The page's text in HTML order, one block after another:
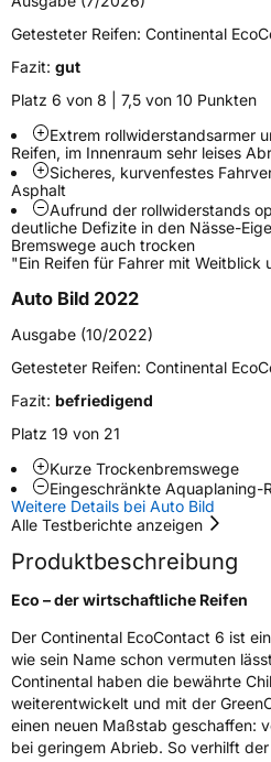
VerwendungSommerreifen
ModellnameEcoContact 6
Fahrzeugart
Weitere Eigenschaften
SchlauchtypTL
Zustand Neureifen
VerstärktXL
FelgenschutzFR
ElektroJa
EU Label
EffizienzA
NasshaftungB
Rollgeräusch (Klasse)B
Rollgeräusch (dB)72
Fahrzeugklasse
3PMSF / Schneeflockensymbol /
Getesteter Reifen: Continental
Fazit: gut
Platz 6 von 8 | 7,5 von 10 Punkten
Extrem rollwiderstandsarmer
Reifen, im Innenraum sehr leises
Sicheres, kurvenfestes
Asphalt
Aufrund der rollwiderstands­
deutliche Defizite in den­ Nässe-
Bremswege auch trocken
"Ein Reifen für Fahrer mit Weitblick
Auto Bild 2022
Ausgabe (10/2022)
Getesteter Reifen: Continental
Fazit: befriedigend
Platz 19 von 21
Kurze Trockenbremswege
Eingeschränkte Aquaplaning-
Weitere Details bei Auto Bild
Alle Testberichte anzeigen
Produktbeschreibung
Eco – der wirtschaftliche Reifen
Der Continental EcoContact 6 ist
wie sein Name schon vermuten
Continental haben die bewährte
weiterentwickelt und mit der
einen neuen Maßstab geschaffen:
bei geringem Abrieb. So verhilft